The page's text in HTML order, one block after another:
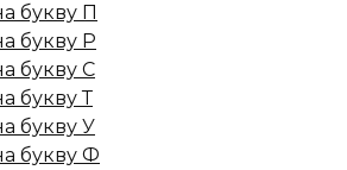
букву П
букву Р
букву С
букву Т
букву У
букву Ф